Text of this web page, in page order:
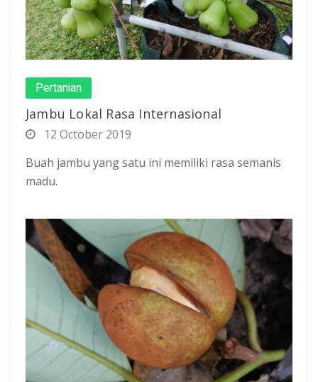
Pertanian
Jambu Lokal Rasa Internasional
12 October 2019
Buah jambu yang satu ini memiliki rasa semanis
madu.